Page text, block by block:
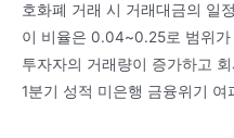
호화폐 거래 시 거래대금의 일
이 비율은 0.04~0.25로 범위
투자자의 거래량이 증가하고
1분기 성적 미은행 금융위기 여